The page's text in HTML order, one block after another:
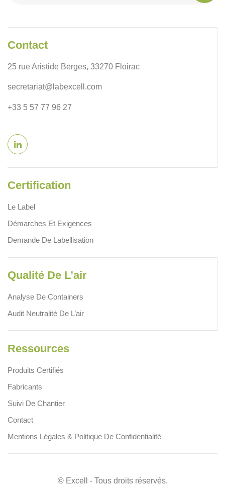
Contact
25 rue Aristide Berges, 33270 Floirac
secretariat@labexcell.com
+33 5 57 77 96 27
Certification
Le Label
Démarches Et Exigences
Demande De Labellisation
Qualité De L’air
Analyse De Containers
Audit Neutralité De L’air
Ressources
Produits Certifiés
Fabricants
Suivi De Chantier
Contact
Mentions Légales & Politique De Confidentialité
© Excell - Tous droits réservés.